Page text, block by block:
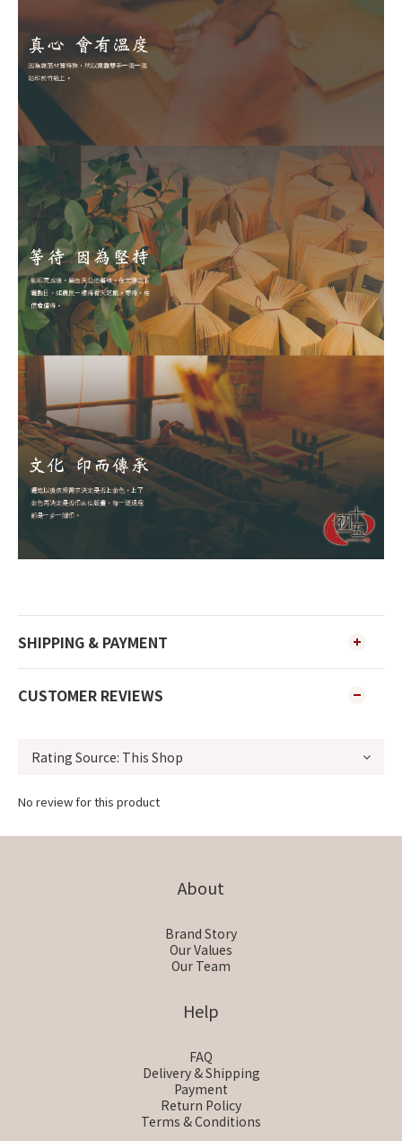
SHIPPING & PAYMENT
CUSTOMER REVIEWS
No review for this product
About
Brand Story
Our Values
Our Team
Help
FAQ
Delivery & Shipping
Payment
Return Policy
Terms & Conditions